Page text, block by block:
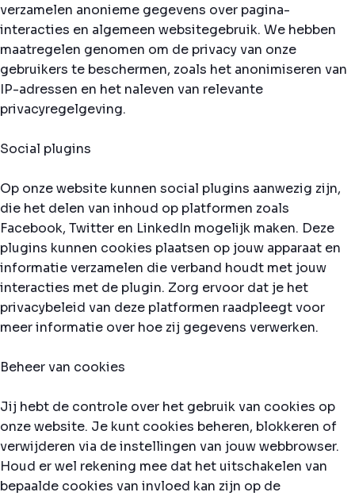
verzamelen anonieme gegevens over pagina-
interacties en algemeen websitegebruik. We hebben
maatregelen genomen om de privacy van onze
gebruikers te beschermen, zoals het anonimiseren van
IP-adressen en het naleven van relevante
privacyregelgeving.
Social plugins
Op onze website kunnen social plugins aanwezig zijn,
die het delen van inhoud op platformen zoals
Facebook, Twitter en LinkedIn mogelijk maken. Deze
plugins kunnen cookies plaatsen op jouw apparaat en
informatie verzamelen die verband houdt met jouw
interacties met de plugin. Zorg ervoor dat je het
privacybeleid van deze platformen raadpleegt voor
meer informatie over hoe zij gegevens verwerken.
Beheer van cookies
Jij hebt de controle over het gebruik van cookies op
onze website. Je kunt cookies beheren, blokkeren of
verwijderen via de instellingen van jouw webbrowser.
Houd er wel rekening mee dat het uitschakelen van
bepaalde cookies van invloed kan zijn op de